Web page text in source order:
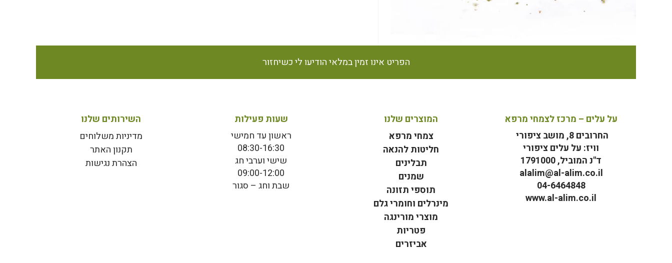
הפריט אינו זמין במלאי הודיעו לי כשיחזור
על עלים – מרכז לצמחי מרפא
החרובים 8, מושב ציפורי
וויז: על עלים ציפורי
ד"נ המוביל, 1791000
alalim@al-alim.co.il
04-6464848
www.al-alim.co.il
המוצרים שלנו
צמחי מרפא
חליטות להנאה
תבלינים
שמנים
תוספי תזונה
מינרלים וחומרי גלם
מוצרי מורינגה
פטריות
אביזרים
שעות פעילות
ראשון עד חמישי
08:30-16:30
שישי וערבי חג
09:00-12:00
שבת וחג – סגור
השירותים שלנו
מדיניות משלוחים
תקנון האתר
הצהרת נגישות